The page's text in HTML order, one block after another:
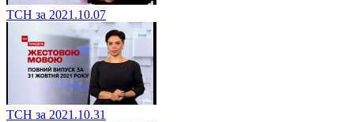
ТСН за 2021.10.07
ТСН за 2021.10.31